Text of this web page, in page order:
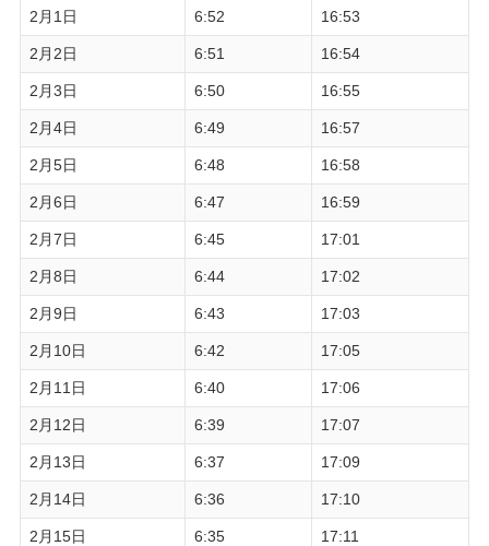
2月1日 6:52 16:53
2月2日 6:51 16:54
2月3日 6:50 16:55
2月4日 6:49 16:57
2月5日 6:48 16:58
2月6日 6:47 16:59
2月7日 6:45 17:01
2月8日 6:44 17:02
2月9日 6:43 17:03
2月10日 6:42 17:05
2月11日 6:40 17:06
2月12日 6:39 17:07
2月13日 6:37 17:09
2月14日 6:36 17:10
2月15日 6:35 17:11